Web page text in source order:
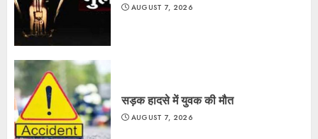
AUGUST 7, 2026
सड़क हादसे में युवक की मौत
AUGUST 7, 2026